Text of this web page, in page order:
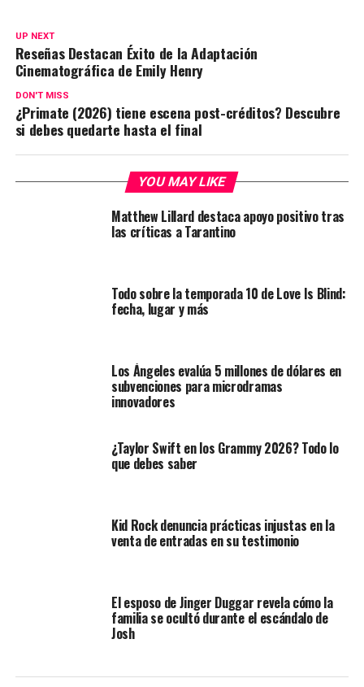
UP NEXT
Reseñas Destacan Éxito de la Adaptación
Cinematográfica de Emily Henry
DON'T MISS
¿Primate (2026) tiene escena post-créditos? Descubre
si debes quedarte hasta el final
YOU MAY LIKE
Matthew Lillard destaca apoyo positivo tras
las críticas a Tarantino
Todo sobre la temporada 10 de Love Is Blind:
fecha, lugar y más
Los Ángeles evalúa 5 millones de dólares en
subvenciones para microdramas
innovadores
¿Taylor Swift en los Grammy 2026? Todo lo
que debes saber
Kid Rock denuncia prácticas injustas en la
venta de entradas en su testimonio
El esposo de Jinger Duggar revela cómo la
familia se ocultó durante el escándalo de
Josh